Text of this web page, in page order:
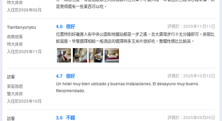
特大床房
入住於2026年02月
是覺得還有一些東西可以吃。
Tiantianyunyou
商務旅客
特大床房
入住於2025年11月
4.0 很好
評價於：2025年11月11日
位置特別好離唐人街中央公園和地鐵站都是一步之遙。去大廣場步行十五分鐘即可。房間比
較寬敞。早餐選擇相較一般酒店的選擇稍多玉米片很好吃。整體性價比比較高。
訪客
家庭旅遊
雙大床房
入住於2025年10月
4.7 很好
評價於：2025年10月12日
Un hotel muy bien ubicado y buenas instalaciones. El desayuno muy bueno.
Recomendado.
訪客
3.0 不錯
評價於：2025年09月05日